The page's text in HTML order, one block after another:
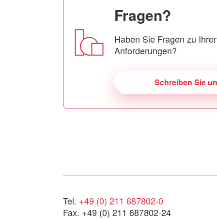
Fragen?
Haben Sie Fragen zu
Anforderungen?
Schreiben Sie
Tel. +49 (0) 211 687802-0
Fax. +49 (0) 211 687802-24